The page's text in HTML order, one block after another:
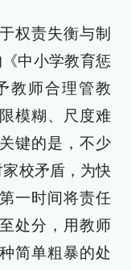
权责失衡与制
中小学教育惩
教师合理管教
模糊、尺度难
键的是，不少
校矛盾，为快
一时间将责任
处分，用教师
简单粗暴的处